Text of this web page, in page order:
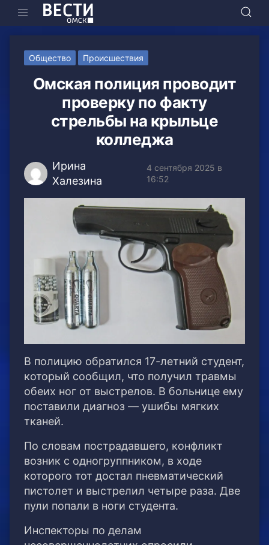
Общество Происшествия
Омская полиция проводит
проверку по факту
стрельбы на крыльце
колледжа
Ирина
Халезина
4 сентября 2025 в
16:52
В полицию обратился 17-летний студент,
который сообщил, что получил травмы
обеих ног от выстрелов. В больнице ему
поставили диагноз — ушибы мягких
тканей.
По словам пострадавшего, конфликт
возник с одногруппником, в ходе
которого тот достал пневматический
пистолет и выстрелил четыре раза. Две
пули попали в ноги студента.
Инспекторы по делам